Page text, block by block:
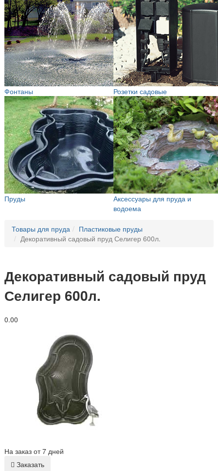
Фонтаны Розетки садовые
Пруды
Аксессуары для пруда и
водоема
Товары для пруда
Пластиковые пруды
Декоративный садовый пруд Селигер 600л.
Декоративный садовый пруд
Селигер 600л.
0.00
На заказ от 7 дней
Заказать